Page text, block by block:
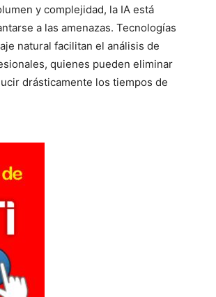
y complejidad, la IA está
a las amenazas. Tecnologías
natural facilitan el análisis de
quienes pueden eliminar
drásticamente los tiempos de